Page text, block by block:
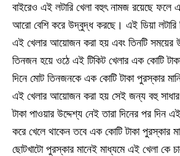
বাইরেও এই লটারি খেলা বহুৎ নামজ রয়েছে ফলে
আরো বেশি করে উদ্বুদ্ধ করছে। এই ডিয়া লটারি
এই খেলার আয়োজন করা হয় এবং তিনটি সময়ের
তিনজন হয়ে ওঠে এই টিকিট খেলার এক কোটি
দিনে মোট তিনজনকে এক কোটি টাকা পুরস্কার
এই খেলার আয়োজন করা হয় সেই জন্য বহু
টাকা পাওয়ার উদ্দেশ্য নেই তারা দিনের পর দিন
করে খেলে থাকেন তবে এক কোটি টাকা পুরস্কার
ছোটখাটো পুরস্কার মানেই মাধ্যমে এই খেলা কে